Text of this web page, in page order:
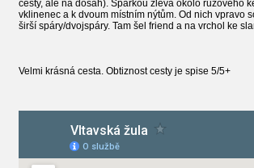
cesty, ale na dosah). Sparkou zleva okolo růžového
vklinenec a k dvoum místním nýtům. Od nich vpravo
širší spáry/dvojspáry. Tam šel friend a na vrchol ke
Velmi krásná cesta. Obtiznost cesty je spise 5/5+